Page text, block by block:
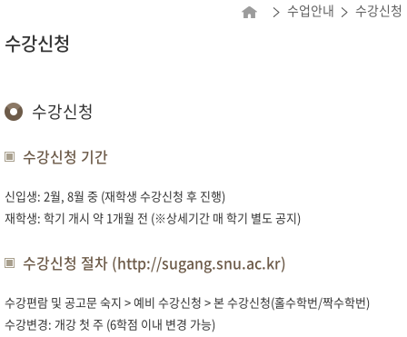
수업안내 수강신청
수강신청
수강신청
수강신청 기간
신입생: 2월, 8월 중 (재학생 수강신청 후 진행)
재학생: 학기 개시 약 1개월 전 (※상세기간 매 학기 별도 공지)
수강신청 절차 (http://sugang.snu.ac.kr)
수강편람 및 공고문 숙지 > 예비 수강신청 > 본 수강신청(홀수학번/짝수학번)
수강변경: 개강 첫 주 (6학점 이내 변경 가능)